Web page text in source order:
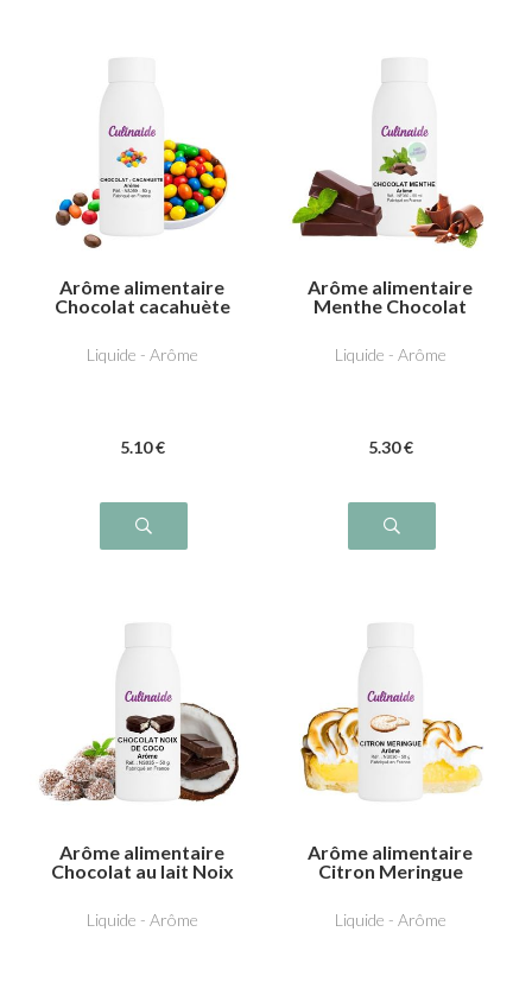
Arôme alimentaire
Chocolat cacahuète
Liquide - Arôme
5.10 €
Arôme alimentaire
Menthe Chocolat
Liquide - Arôme
5.30 €
Arôme alimentaire
Chocolat au lait Noix
Liquide - Arôme
Arôme alimentaire
Citron Meringue
Liquide - Arôme